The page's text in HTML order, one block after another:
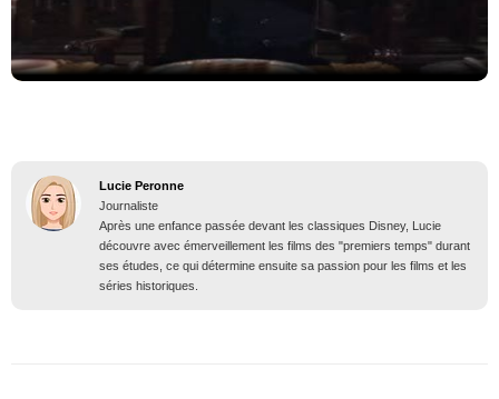
Lucie Peronne
Journaliste
Après une enfance passée devant les classiques Disney, Lucie
découvre avec émerveillement les films des "premiers temps" durant
ses études, ce qui détermine ensuite sa passion pour les films et les
séries historiques.